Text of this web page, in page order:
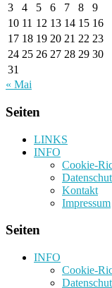
3
4 5 6 7 8
9
10 11 12 13 14 15 16
17 18 19 20 21 22 23
24 25 26 27 28 29 30
31
« Mai
Seiten
LINKS
INFO
Cookie-
Kontakt
Impressum
Seiten
INFO
Cookie-